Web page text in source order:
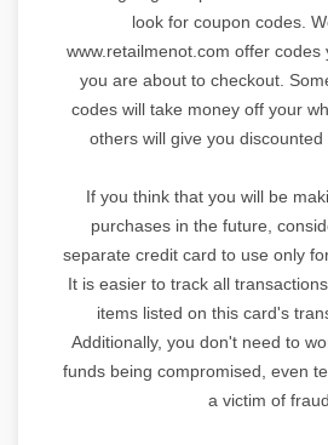
look for coupon codes.
www.retailmenot.com offer codes
you are about to checkout.
codes will take money off your
others will give you discounted
If you think that you will be
purchases in the future,
separate credit card to use only
It is easier to track all
items listed on this card's
Additionally, you don't need to
funds being compromised, even
a victim of fraud.